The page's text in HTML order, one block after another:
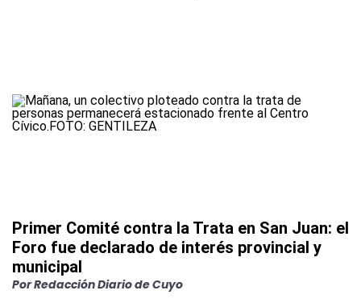
Primer Comité contra la Trata en San Juan: el
Foro fue declarado de interés provincial y
municipal
PorRedacción Diario de Cuyo